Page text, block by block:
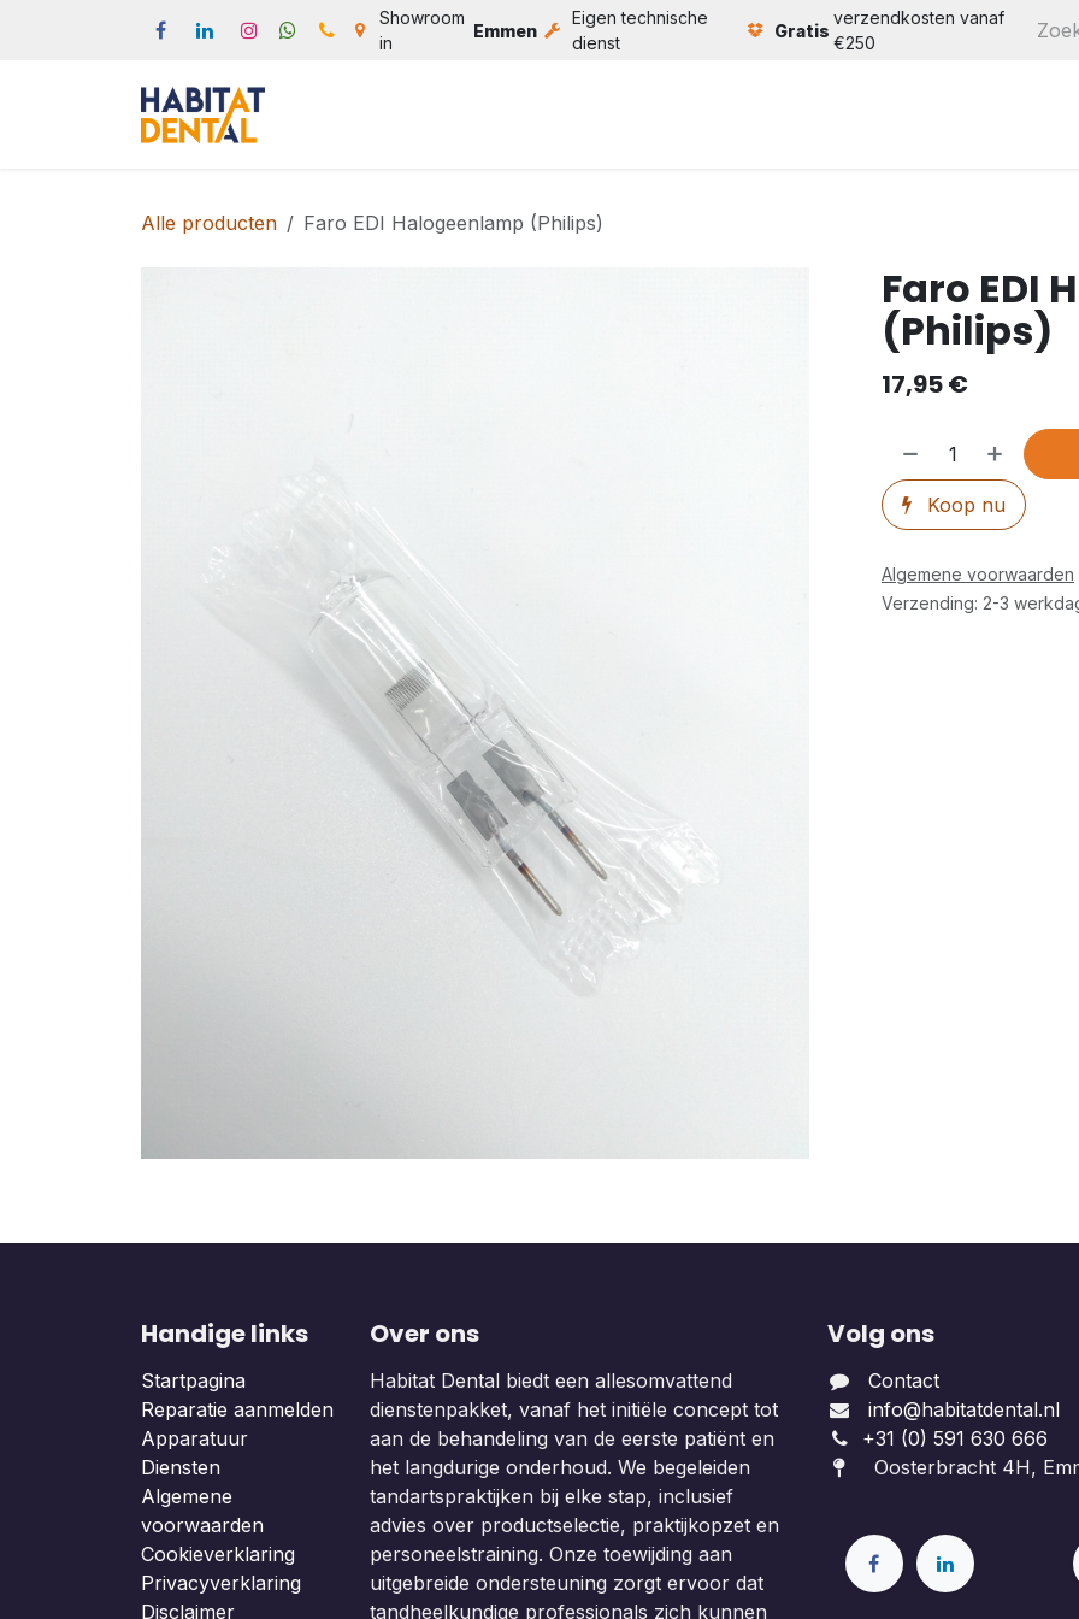
Showroom
in
Emmen
Eigen technische
dienst
Gratis
verzendkosten vanaf
€250
Alle producten Faro EDI Halogeenlamp (Philips)
Faro EDI
(Philips)
17,95€
Koop nu
Algemene voorwaarden
Verzending: 2-3
Handige links
Startpagina
Reparatie aanmelden
Apparatuur
Diensten
Algemene
voorwaarden
Cookieverklaring
Privacyverklaring
Disclaimer
Over ons
Habitat Dental biedt een allesomvattend
dienstenpakket, vanaf het initiële concept tot
aan de behandeling van de eerste patiënt en
het langdurige onderhoud. We begeleiden
tandartspraktijken bij elke stap, inclusief
advies over productselectie, praktijkopzet en
personeelstraining. Onze toewijding aan
uitgebreide ondersteuning zorgt ervoor dat
tandheelkundige professionals zich kunnen
Volg ons
Contact
info@habitatdental.nl
+31 (0) 591 630 666
Oosterbracht 4H,